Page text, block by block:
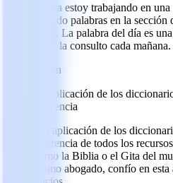
Ahora estoy trabajando en
Guardo palabras en la
tarde. La palabra del día es
mí, y la consulto cada mañana.
Tate Finn
La aplicación de los
referencia
¡La aplicación de los
referencia de todos los
como la Biblia o el Gita del
Como abogado, confío en